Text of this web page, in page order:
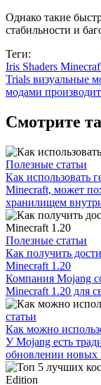
Однако такие
стабильности и
Теги:
Iris Shaders
Trials визуальные
модами
Смотрите
Полезные статьи
Как использовать
Minecraft, может
хранилищем
Полезные статьи
Как получить
Minecraft 1.20
Компания Mojang
Minecraft 1.20 для
статьи
Как можно
У Mojang есть
обновлении новых